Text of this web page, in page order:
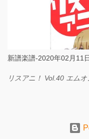
新譜楽譜-2020年02月11
リスアニ！ Vol.40 エム